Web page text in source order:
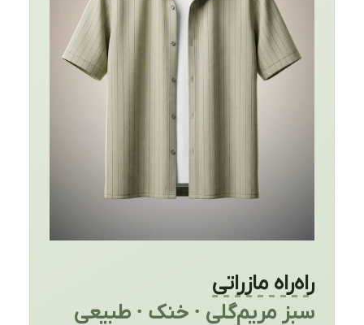
راه‌راه مازراتی
سبز مریم‌گلی · خنک · طبیعی